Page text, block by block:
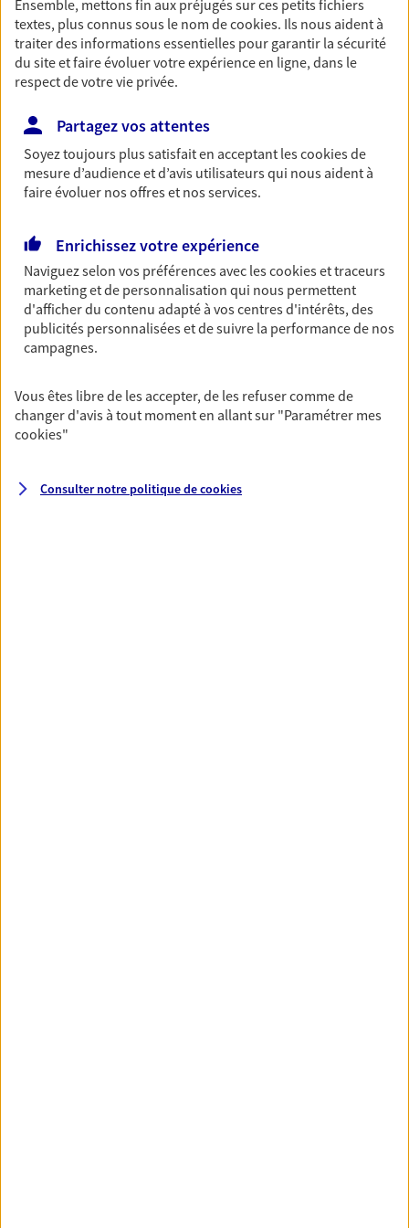
du monde… Épargnez à votre rythme et
simplement, selon votre profil.
Découvrir les offres Épargne
Retraite
Préparez sereinement ce nouveau chapitre de
votre vie avec les conseils d'un expert. Découvrez
notre solution PER (Plan Epargne Retraite)
Découvrir l'offre Retraite
Prévoyance
Pour un avenir serein, assurez-vous avec notre
contrat prévoyance. Préservez vos proches en cas
garanties incapacité temporaire totale de travail,
invalidité ou de décès.
Découvrir l'offre Prévoyance
Ensemble, mettons fin aux préjugés sur ces petits fichiers
textes, plus connus sous le nom decookies. Ils nous aident à
traiter des informations essentielles pour garantir la sécurité
du site et faire évoluer votre expérience en ligne, dans le
respect de votre vie privée.
Partagez vos attentes
Soyez toujours plus satisfait en acceptant lescookiesde
mesure d’audience et d’avis utilisateurs qui nous aident à
faire évoluer nos offres et nos services.
Enrichissez votre expérience
Naviguez selon vos préférences avec lescookies et traceurs
marketing et de personnalisation qui nous permettent
d'afficher du contenu adapté à vos centres d'intérêts, des
publicités personnalisées et de suivre la performance de nos
campagnes.
Vous êtes libre de les accepter, de les refuser comme de
changer d'avis à tout moment en allant sur "Paramétrer mes
cookies"
Consulter notre politique decookies